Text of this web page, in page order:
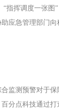
“指挥调度一张
应急管理部门
监测预警对于
分点科技通过打